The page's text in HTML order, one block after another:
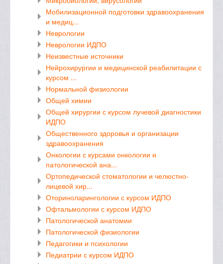
Мобилизационной подготовки здравоохранения
и медиц...
Неврологии
Неврологии ИДПО
Неизвестные источники
Нейрохирургии и медицинской реабилитации с
курсом ...
Нормальной физиологии
Общей химии
Общей хирургии с курсом лучевой диагностики
ИДПО
Общественного здоровья и организации
здравоохранения
Онкологии с курсами онкологии и
патологической ана...
Ортопедической стоматологии и челюстно-
лицевой хир...
Оториноларингологии с курсом ИДПО
Офтальмологии с курсом ИДПО
Патологической анатомии
Патологической физиологии
Педагогики и психологии
Педиатрии с курсом ИДПО